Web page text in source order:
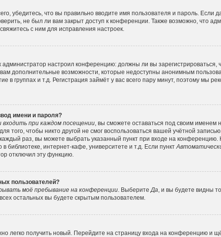
убедитесь, что вы правильно вводите имя пользователя и пароль. Если
не был ли вам закрыт доступ к конференции. Также возможно, что
с ним для исправления настроек.
администратор настроил конференцию: должны ли вы
дополнительные возможности, которые недоступны анонимным
в группах и т.д. Регистрация займёт у вас всего пару минут, поэтому мы
имени и пароля?
при каждом посещении, вы сможете оставаться под своим именем
того, чтобы никто другой не смог воспользоваться вашей учётной
раз, вы можете выбрать указанный пункт при входе на конференцию.
библиотеке, интернет-кафе, университете и т.д. Если пункт
отключил эту функцию.
пользователей?
моё пребывание на конференции. ВыберитеДа, и вы будете видны
остальных вы будете скрытым пользователем.
легко получить новый. Перейдите на страницу входа на конференцию и